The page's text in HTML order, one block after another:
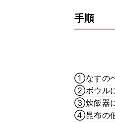
手順
①なすの
②ボウル
③炊飯器
④昆布の佃